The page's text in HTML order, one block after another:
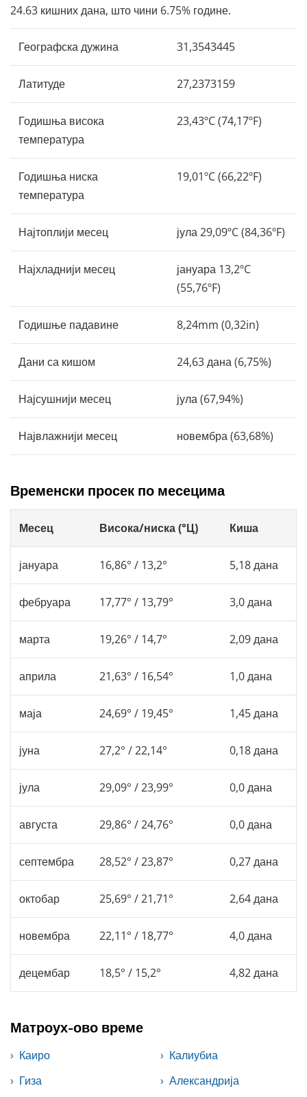
24.63 кишних дана, што чини 6.75% године.
Географска дужина 31,3543445
Латитуде 27,2373159
Годишња висока
температура
23,43ºC (74,17ºF)
Годишња ниска
температура
19,01ºC (66,22ºF)
Најтоплији месец јула 29,09ºC (84,36ºF)
Најхладнији месец
јануара 13,2ºC
(55,76ºF)
Годишње падавине 8,24mm (0,32in)
Дани са кишом 24,63 дана (6,75%)
Најсушнији месец јула (67,94%)
Највлажнији месец новембра (63,68%)
Временски просек по месецима
Месец Висока/ниска (°Ц) Киша
јануара 16,86° / 13,2° 5,18 дана
фебруара 17,77° / 13,79° 3,0 дана
марта 19,26° / 14,7° 2,09 дана
априла 21,63° / 16,54° 1,0 дана
маја 24,69° / 19,45° 1,45 дана
јуна 27,2° / 22,14° 0,18 дана
јула 29,09° / 23,99° 0,0 дана
августа 29,86° / 24,76° 0,0 дана
септембра 28,52° / 23,87° 0,27 дана
октобар 25,69° / 21,71° 2,64 дана
новембра 22,11° / 18,77° 4,0 дана
децембар 18,5° / 15,2° 4,82 дана
Матроух-ово време
Каиро
Калиубиа
Гиза
Александрија